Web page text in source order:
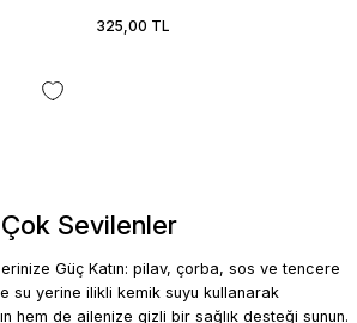
325,00 TL
Çok Sevilenler
Güç Katın: pilav, çorba, sos ve tencere
su yerine ilikli kemik suyu kullanarak
hem de ailenize gizli bir sağlık desteği sunun.